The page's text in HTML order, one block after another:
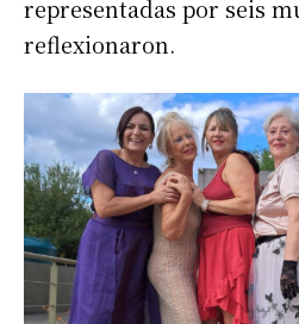
Suscribirme gratis
Dirección de correo electrónico
Nombre
Apellidos
representadas por seis
reflexionaron.